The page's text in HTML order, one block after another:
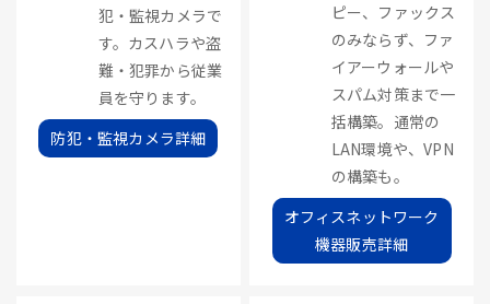
犯・監視カメラで
す。カスハラや盗
難・犯罪から従業
員を守ります。
防犯・監視カメラ詳細
ピー、ファックス
のみならず、ファ
イアーウォールや
スパム対策まで一
括構築。通常の
LAN環境や、VPN
の構築も。
オフィスネットワーク
機器販売詳細